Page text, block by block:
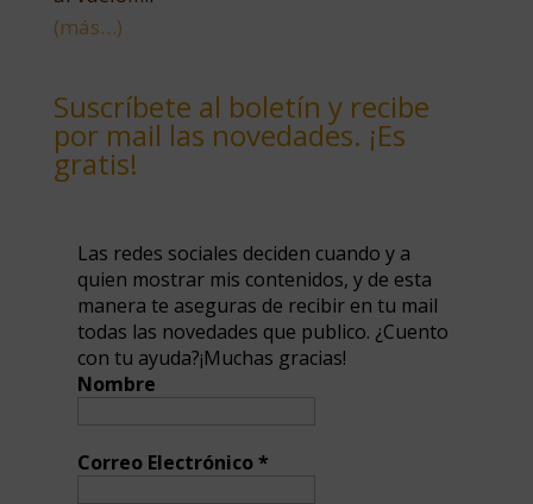
(más…)
Suscríbete al boletín y recibe
por mail las novedades. ¡Es
gratis!
Las redes sociales deciden cuando y a
quien mostrar mis contenidos, y de esta
manera te aseguras de recibir en tu mail
todas las novedades que publico. ¿Cuento
con tu ayuda?¡Muchas gracias!
Nombre
Correo Electrónico*